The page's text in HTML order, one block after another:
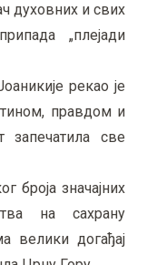
духовних и свих
„плејади
рекао је
правдом и
све
броја значајних
на сахрану
велики догађај